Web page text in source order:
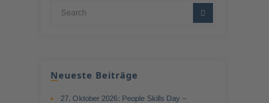
Neueste Beiträge
27. Oktober 2026: People Skills Day –